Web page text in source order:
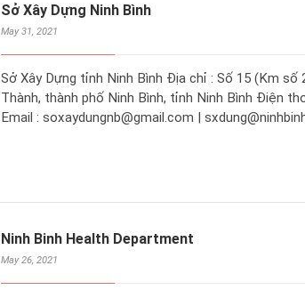
Sở Xây Dựng Ninh Bình
May 31, 2021
Sở Xây Dựng tỉnh Ninh Bình Địa chỉ : Số 15 (Km
Thành, thành phố Ninh Bình, tỉnh Ninh Bình Điện
Email : soxaydungnb@gmail.com |
Ninh Binh Health Department
May 26, 2021